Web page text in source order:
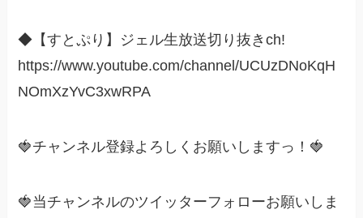
◆【すとぷり】ジェル生放送切り抜きch!
https://www.youtube.com/channel/UCUzDNoKqH
NOmXzYvC3xwRPA
🍓チャンネル登録よろしくお願いしますっ！🍓
🍓当チャンネルのツイッターフォローお願いしま